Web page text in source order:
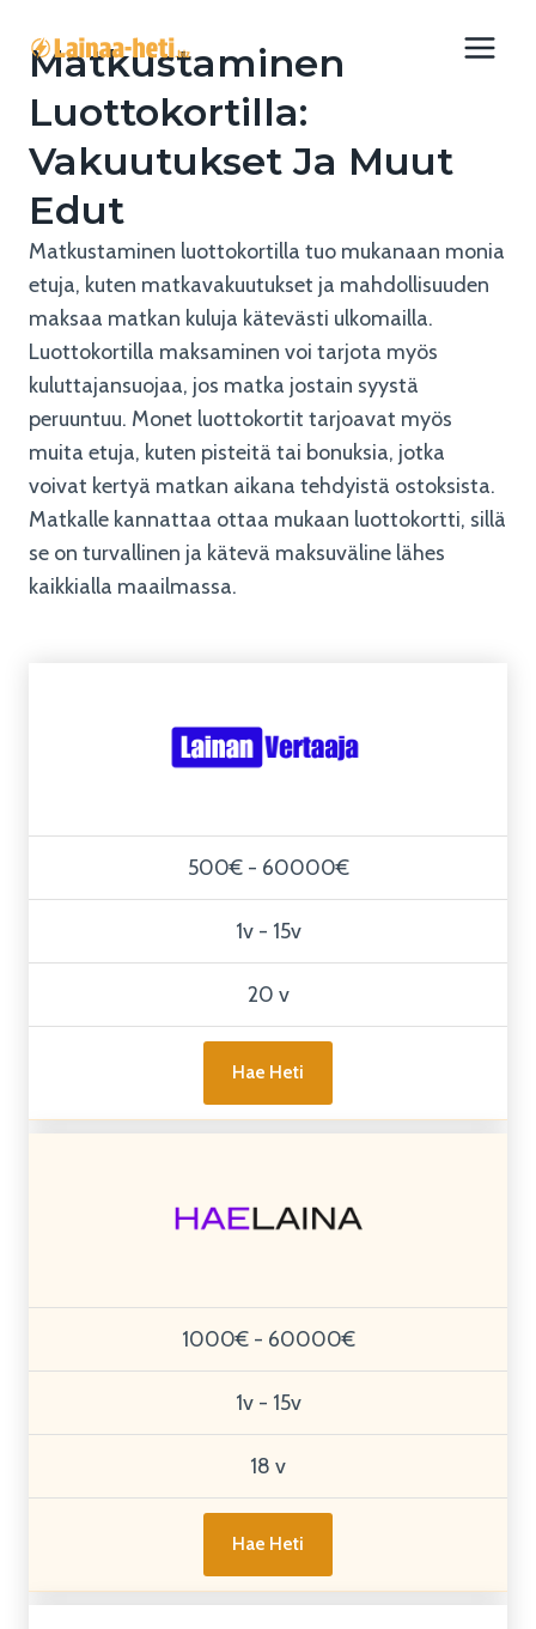
sisältöön
Matkustaminen
Luottokortilla:
Vakuutukset Ja Muut
Edut
Matkustaminen luottokortilla tuo mukanaan monia
etuja, kuten matkavakuutukset ja mahdollisuuden
maksaa matkan kuluja kätevästi ulkomailla.
Luottokortilla maksaminen voi tarjota myös
kuluttajansuojaa, jos matka jostain syystä
peruuntuu. Monet luottokortit tarjoavat myös
muita etuja, kuten pisteitä tai bonuksia, jotka
voivat kertyä matkan aikana tehdyistä ostoksista.
Matkalle kannattaa ottaa mukaan luottokortti, sillä
se on turvallinen ja kätevä maksuväline lähes
kaikkialla maailmassa.
500€ - 60000€
1v - 15v
20 v
Hae Heti
1000€ - 60000€
1v - 15v
18 v
Hae Heti